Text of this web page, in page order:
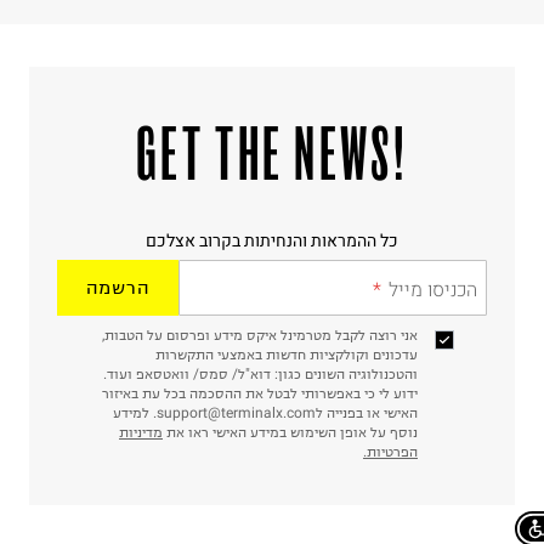
!GET THE NEWS
כל ההמראות והנחיתות בקרוב אצלכם
הכניסו מייל הרשמה
אני רוצה לקבל מטרמינל איקס מידע ופרסום על הטבות,
עדכונים וקולקציות חדשות באמצעי התקשרות
והטכנולוגיה השונים כגון: דוא"ל/ סמס/ וואטסאפ ועוד.
ידוע לי כי באפשרותי לבטל את ההסכמה בכל עת באיזור
האישי או בפנייה לsupport@terminalx.com. למידע
נוסף על אופן השימוש במידע האישי ראו את מדיניות
הפרטיות.